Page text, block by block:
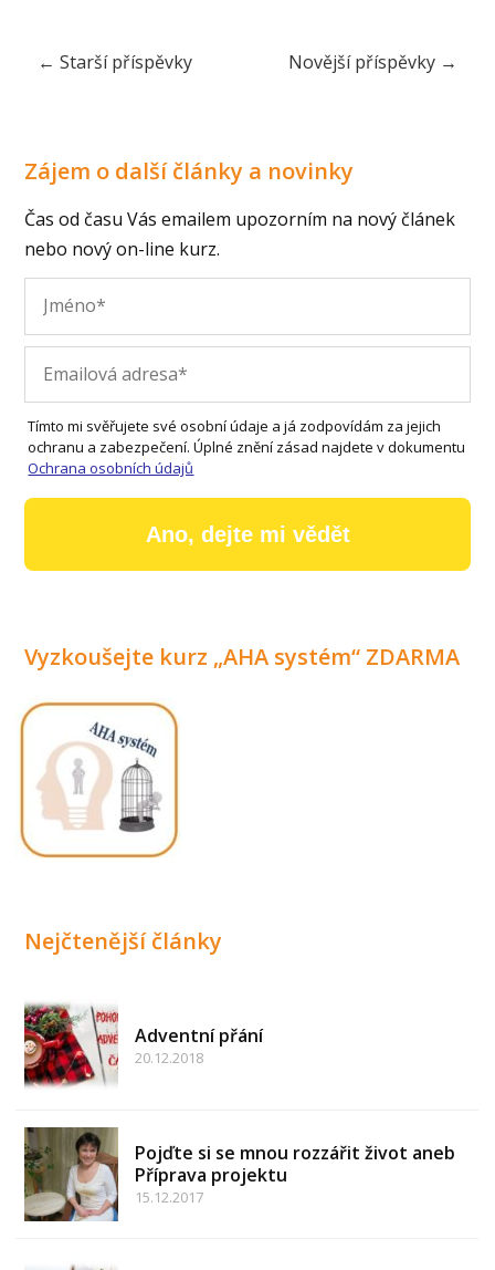
← Starší příspěvky Novější příspěvky →
Zájem o další články a novinky
Čas od času Vás emailem upozorním na nový článek
nebo nový on-line kurz.
Tímto mi svěřujete své osobní údaje a já zodpovídám za jejich
ochranu a zabezpečení. Úplné znění zásad najdete v dokumentu
Ochrana osobních údajů
Ano, dejte mi vědět
Vyzkoušejte kurz „AHA systém“ ZDARMA
Nejčtenější články
Adventní přání
20.12.2018
Pojďte si se mnou rozzářit život aneb
Příprava projektu
15.12.2017